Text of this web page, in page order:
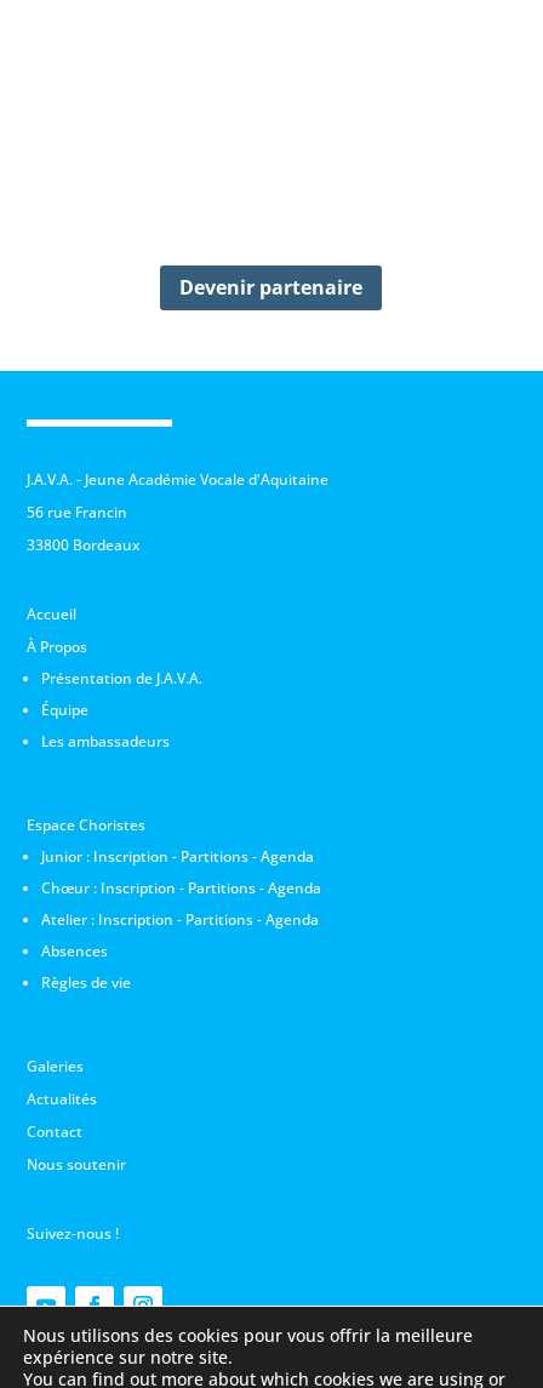
Devenir partenaire
J.A.V.A. - Jeune Académie Vocale d'Aquitaine
56 rue Francin
33800 Bordeaux
Accueil
À Propos
Présentation de J.A.V.A.
Équipe
Les ambassadeurs
Espace Choristes
Junior : Inscription - Partitions-Agenda
Chœur : Inscription - Partitions-Agenda
Atelier : Inscription - Partitions-Agenda
Absences
Règles de vie
Galeries
Actualités
Contact
Nous soutenir
Suivez-nous !
Nous utilisons des cookies pour vous offrir la meilleure
expérience sur notre site.
You can find out more about which cookies we are using or